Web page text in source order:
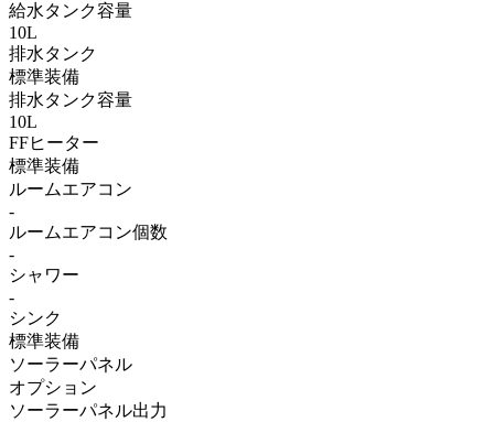
給水タンク容量
10L
排水タンク
標準装備
排水タンク容量
10L
FFヒーター
標準装備
ルームエアコン
-
ルームエアコン個数
-
シャワー
-
シンク
標準装備
ソーラーパネル
オプション
ソーラーパネル出力